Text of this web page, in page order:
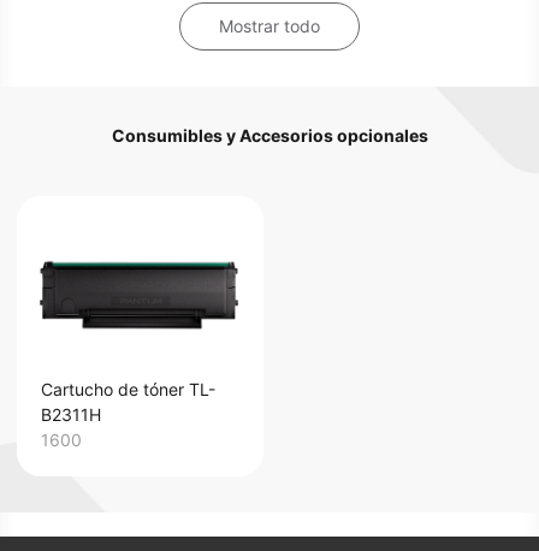
Mostrar todo
Consumibles y Accesorios opcionales
Cartucho de tóner TL-
B2311H
1600